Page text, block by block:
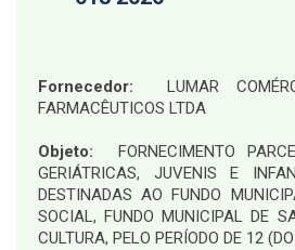
Fornecedor:
LUMAR
FARMACÊUTICOS LTDA
Objeto:
FORNECIMENTO
GERIÁTRICAS, JUVENIS E
DESTINADAS AO FUNDO
SOCIAL, FUNDO MUNICIPAL DE
CULTURA, PELO PERÍODO DE 12